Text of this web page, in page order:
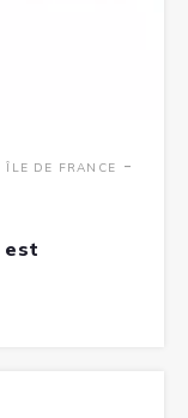
ÎLE DE FRANCE -
est